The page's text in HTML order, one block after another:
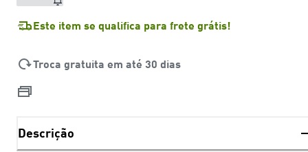
Este item se qualifica para frete grátis!
Troca gratuita em até 30 dias
Descrição